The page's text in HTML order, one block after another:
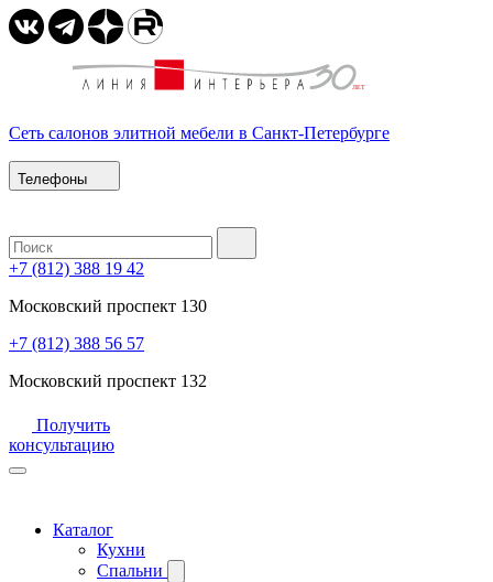
Сеть салонов элитной мебели в Санкт-Петербурге
Телефоны
+7 (812) 388 19 42
Московский проспект 130
+7 (812) 388 56 57
Московский проспект 132
Получить
консультацию
Каталог
Кухни
Спальни